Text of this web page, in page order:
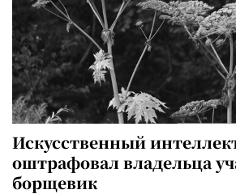
Искусственный
оштрафовал владельца
борщевик